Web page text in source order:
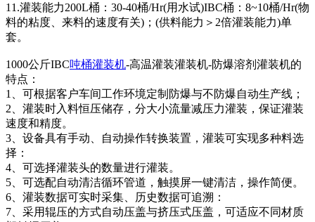
11.灌装能力200L桶：30-40桶/Hr(用水试)IBC桶：8~10桶/Hr(物
料的粘度、来料的速度有关)；(供料能力＞2倍灌装能力)单
套。
1000公斤IBC吨桶灌装机-高温灌装灌装机-防爆溶剂灌装机的
特点：
1、可根据客户车间工作环境定制防爆与不防爆自动生产线；
2、灌装时入料恒压储存，分大小流量减压力灌装，保证灌装
速度和精度。
3、设备具有手动、自动操作转换装置，灌装可实现多种料选
择：
4、可选择灌装头的数量进行灌装。
5、可选配自动清洁循环管道，触摸屏一键清洁，操作简便。
6、灌装数据可实时采集、历史数据可追溯：
7、采用辊压的方式自动压盖与挤压式压盖，可适应不同材质